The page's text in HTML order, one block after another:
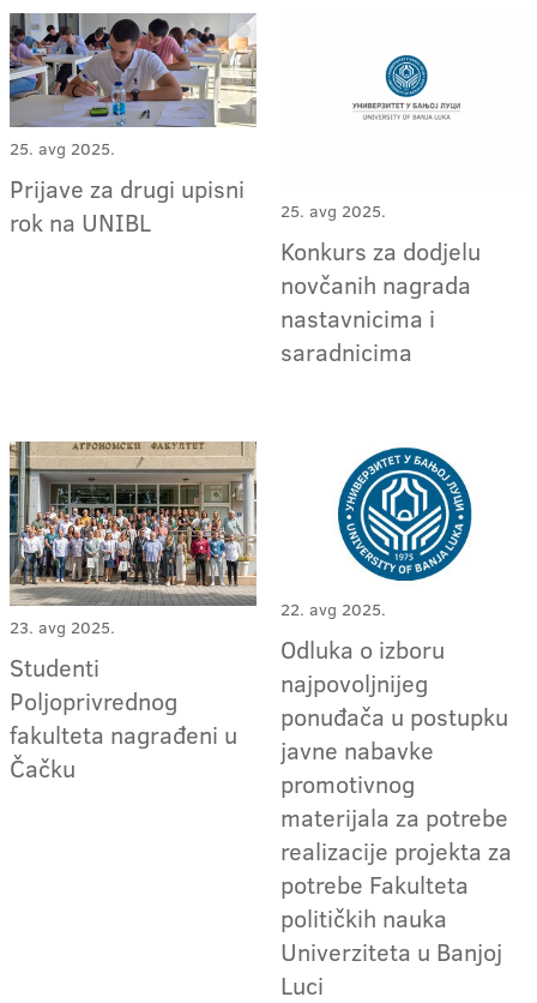
25. avg 2025.
Prijave za drugi upisni
rok na UNIBL
25. avg 2025.
Konkurs za dodjelu
novčanih nagrada
nastavnicima i
saradnicima
23. avg 2025.
Studenti
Poljoprivrednog
fakulteta nagrađeni u
Čačku
22. avg 2025.
Odluka o izboru
najpovoljnijeg
ponuđača u postupku
javne nabavke
promotivnog
materijala za potrebe
realizacije projekta za
potrebe Fakulteta
političkih nauka
Univerziteta u Banjoj
Luci